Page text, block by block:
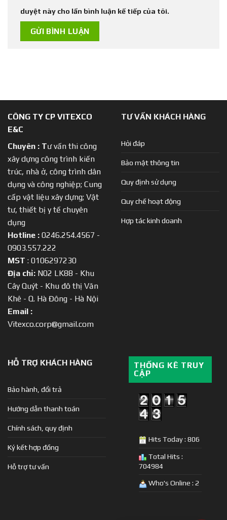
duyệt này cho lần bình luận kế tiếp của tôi.
CÔNG TY CP VITEXCO
E&C
Chuyên : Tư vấn thi công
xây dựng công trình kiến
trúc, nhà ở, công trình dân
dụng và công nghiệp; Cung
cấp vật liệu xây dựng; Vật
tư, thiết bị y tế chuyên
dụng
Hotline : 0246.254.4567 -
0903.557.222
MST : 0106297230
Địa chỉ: N02 LK88 - Khu
Cây Quýt - Khu đô thị Văn
Khê - Q. Hà Đông - Hà Nội
Email :
Vitexco.corp@gmail.com
TƯ VẤN KHÁCH HÀNG
Hỏi đáp
Bảo mật thông tin
Quy định sử dụng
Quy chế hoạt động
Hợp tác kinh doanh
HỖ TRỢ KHÁCH HÀNG
Bảo hành, đổi trả
Hướng dẫn thanh toán
Chính sách, quy định
Ký kết hợp đồng
Hỗ trợ tư vấn
THỐNG KÊ TRUY
CẬP
Hits Today : 806
Total Hits :
704984
Who's Online : 2